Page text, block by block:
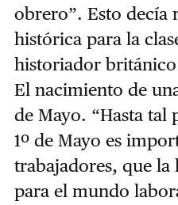
obrero”. Esto decía
histórica para la
historiador
El nacimiento de
de Mayo. “Hasta tal
1º de Mayo es
trabajadores, que la
para el mundo